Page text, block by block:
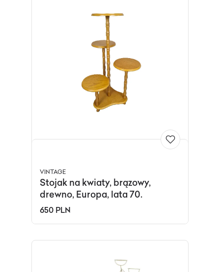
VINTAGE
Stojak na kwiaty, brązowy,
drewno, Europa, lata 70.
650 PLN